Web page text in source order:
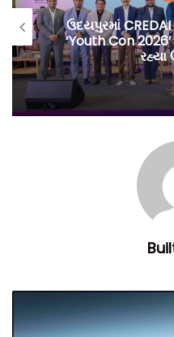
વીજળી 25 વર્ષની મુદત માટે
સપ્લાય કરવામાં આવશે.
ઉદયપુરમાં
‘Youth Con 2026’
રહ્યા